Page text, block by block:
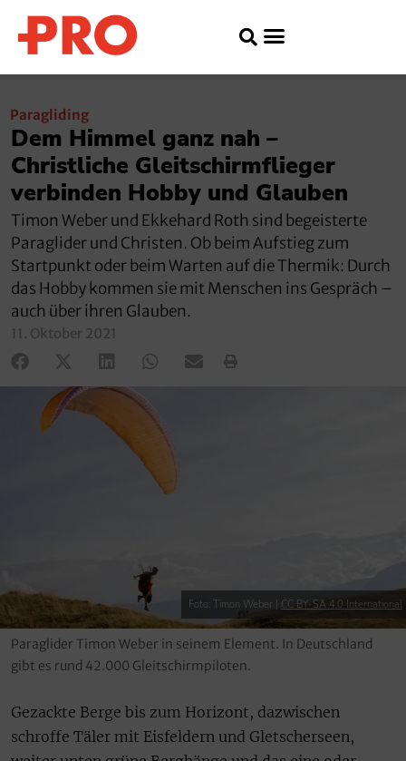
Paragliding
Dem Himmel ganz nah –
Christliche Gleitschirmflieger
verbinden Hobby und Glauben
Timon Weber und Ekkehard Roth sind begeisterte
Paraglider und Christen. Ob beim Aufstieg zum
Startpunkt oder beim Warten auf die Thermik: Durch
das Hobby kommen sie mit Menschen ins Gespräch –
auch über ihren Glauben.
11. Oktober 2021
Foto: Timon Weber | CC BY-SA 4.0 International
Paraglider Timon Weber in seinem Element. In Deutschland
gibt es rund 42.000 Gleitschirmpiloten.
Gezackte Berge bis zum Horizont, dazwischen
schroffe Täler mit Eisfeldern und Gletscherseen,